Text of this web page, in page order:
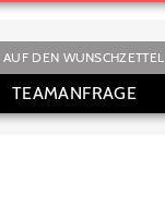
AUF DEN WUNSCHZETTEL
TEAMANFRAGE